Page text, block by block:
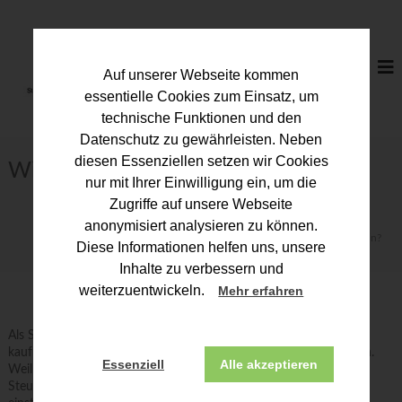
Auf unserer Webseite kommen
essentielle Cookies zum Einsatz, um
technische Funktionen und den
Datenschutz zu gewährleisten. Neben
diesen Essenziellen setzen wir Cookies
nur mit Ihrer Einwilligung ein, um die
Zugriffe auf unsere Webseite
anonymisiert analysieren zu können.
Diese Informationen helfen uns, unsere
Inhalte zu verbessern und
weiterzuentwickeln.
Mehr erfahren
Essenziell Alle akzeptieren
S
e
u
e
r
b
e
r
a
t
e
r
Wie werde ich Steuerfachwirt/in?
Als Steuerfachangestellter oder mit einer vergleichbaren
kaufmännischen Ausbildung ist berufliche Fortbildung unerlässlich.
Weil sich kein anderes Rechtsgebiet so häufig ändert wie das
Steuerrecht, kann sich der berufliche Erfolg auf Dauer nur dann